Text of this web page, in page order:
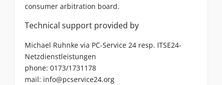
consumer arbitration board.
Technical support provided by
Michael Ruhnke via PC-Service24 resp. ITSE24-
Netzdienstleistungen
phone: 0173/1731178
mail: info@pcservice24.org